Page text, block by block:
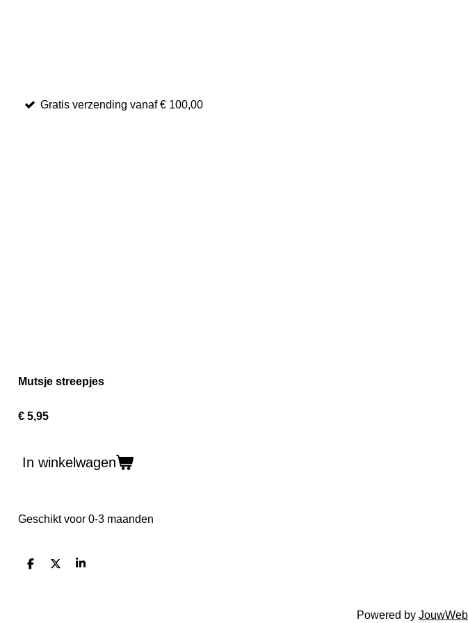
Gratis verzending vanaf € 100,00
Mutsje streepjes
€ 5,95
In winkelwagen
Geschikt voor 0-3 maanden
D
D
S
Powered by JouwWeb